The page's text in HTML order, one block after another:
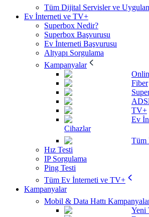
Tüm Dijital Servisler ve
Ev İnterneti ve TV+
Superbox Nedir?
Superbox Başvurusu
Ev İnterneti Başvurusu
Altyapı Sorgulama
Kampanyalar
Fiber
TV+
Ev
Cihazlar
Tüm
Hız Testi
IP Sorgulama
Ping Testi
Tüm Ev İnterneti ve TV+
Kampanyalar
Mobil & Data Hattı
Yeni